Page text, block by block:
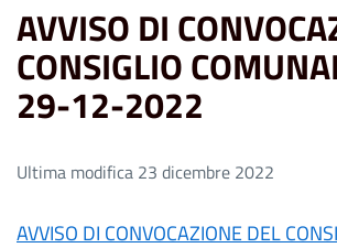
AVVISO DI
CONSIGLIO
29-12-2022
Ultima modifica 23 dicembre 2022
AVVISO DI CONVOCAZIONE DEL